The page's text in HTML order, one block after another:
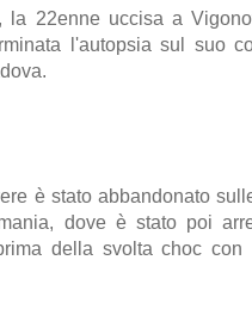
, la 22enne uccisa a
l'autopsia sul suo
è stato abbandonato
dove è stato poi
della svolta choc